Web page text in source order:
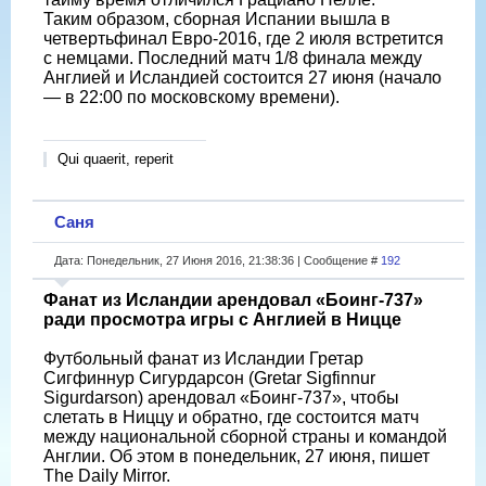
Таким образом, сборная Испании вышла в
четвертьфинал Евро-2016, где 2 июля встретится
с немцами. Последний матч 1/8 финала между
Англией и Исландией состоится 27 июня (начало
— в 22:00 по московскому времени).
Qui quaerit, reperit
Саня
Дата: Понедельник, 27 Июня 2016, 21:38:36 | Сообщение # 192
Фанат из Исландии арендовал «Боинг-737»
ради просмотра игры с Англией в Ницце
Футбольный фанат из Исландии Гретар
Сигфиннур Сигурдарсон (Gretar Sigfinnur
Sigurdarson) арендовал «Боинг-737», чтобы
слетать в Ниццу и обратно, где состоится матч
между национальной сборной страны и командой
Англии. Об этом в понедельник, 27 июня, пишет
The Daily Mirror.